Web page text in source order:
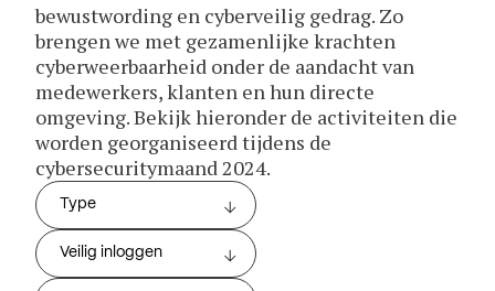
bewustwording en cyberveilig gedrag. Zo
brengen we met gezamenlijke krachten
cyberweerbaarheid onder de aandacht van
medewerkers, klanten en hun directe
omgeving. Bekijk hieronder de activiteiten die
worden georganiseerd tijdens de
cybersecuritymaand 2024.
Type
Veilig inloggen